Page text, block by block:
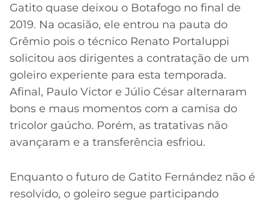
Gatito quase deixou o Botafogo no final de
2019. Na ocasião, ele entrou na pauta do
Grêmio pois o técnico Renato Portaluppi
solicitou aos dirigentes a contratação de um
goleiro experiente para esta temporada.
Afinal, Paulo Victor e Júlio César alternaram
bons e maus momentos com a camisa do
tricolor gaúcho. Porém, as tratativas não
avançaram e a transferência esfriou.
Enquanto o futuro de Gatito Fernández não é
resolvido, o goleiro segue participando